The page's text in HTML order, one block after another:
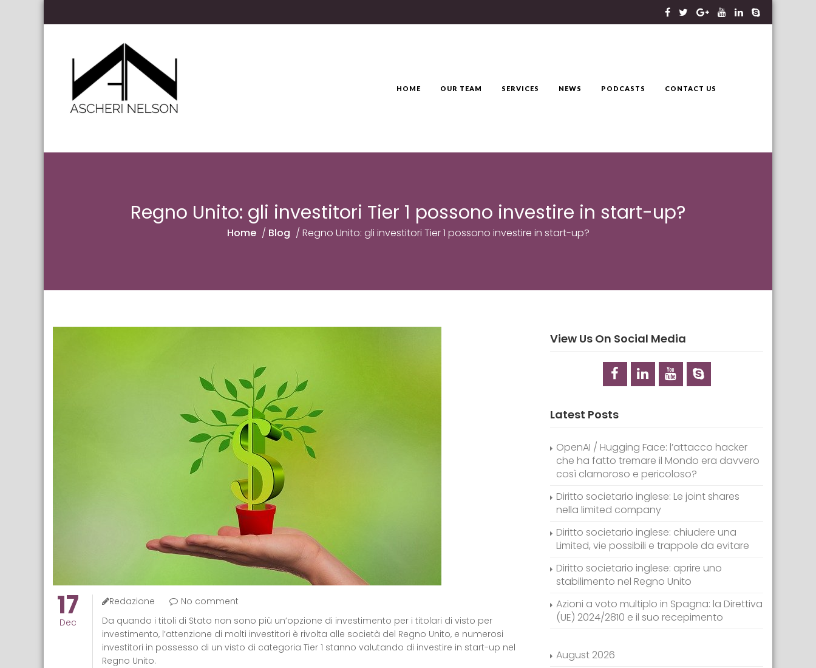
Ascheri Nelson LLP
HOME OUR TEAM SERVICES NEWS PODCASTS CONTACT US
Regno Unito: gli investitori Tier 1 possono investire in start-up?
Home / Blog / Regno Unito: gli investitori Tier 1 possono investire in start-up?
17
Dec
Redazione
No comment
Da quando i titoli di Stato non sono più un’opzione di investimento per i titolari di visto per
investimento, l’attenzione di molti investitori è rivolta alle società del Regno Unito, e numerosi
investitori in possesso di un visto di categoria Tier 1 stanno valutando di investire in start-up nel
Regno Unito.
View Us On Social Media
Latest Posts
OpenAI / Hugging Face: l’attacco hacker
che ha fatto tremare il Mondo era davvero
così clamoroso e pericoloso?
Diritto societario inglese: Le joint shares
nella limited company
Diritto societario inglese: chiudere una
Limited, vie possibili e trappole da evitare
Diritto societario inglese: aprire uno
stabilimento nel Regno Unito
Azioni a voto multiplo in Spagna: la Direttiva
(UE) 2024/2810 e il suo recepimento
August 2026